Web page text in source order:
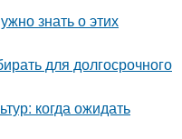
знать о этих
для долгосрочного
когда ожидать